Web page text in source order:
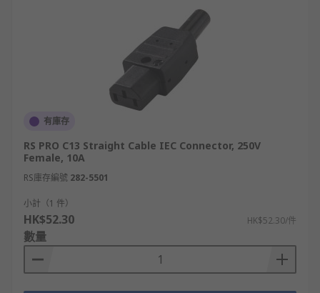
有庫存
RS PRO C13 Straight Cable IEC Connector, 250V
Female, 10A
RS庫存編號 282-5501
小計（1 件）
HK$52.30 HK$52.30/件
數量